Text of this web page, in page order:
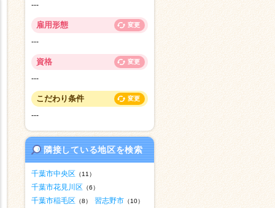
---
雇用形態 変更
---
資格 変更
---
こだわり条件 変更
---
隣接している地区を検索
千葉市中央区 （11）
千葉市花見川区 （6）
千葉市稲毛区 （8） 習志野市 （10）